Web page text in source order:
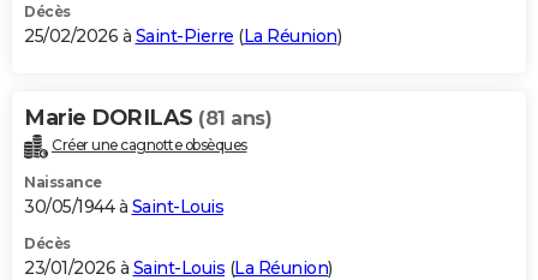
BONS PLANS
Carte de Noël
Carte Bonne année
Carte Saint-Valentin
Carte Pâques
Carte d'anniversaire
DICTIONNAIRE
Dictionnaire
Biographies
Citations
Expressions
Proverbes
PROGRAMME TV
S'inscrire
Se connecter
Lycées
Collèges
Primaires
Universités
Entreprises
Service militaire
Avis de recherche
Décès
25/02/2026 à Saint-Pierre (La Réunion)
Marie DORILAS (81 ans)
Créer une cagnotte obsèques
Naissance
30/05/1944 à Saint-Louis
Décès
23/01/2026 à Saint-Louis (La Réunion)